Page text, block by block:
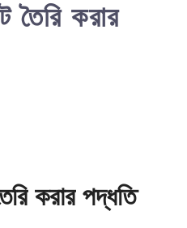
তৈরি করার
করার পদ্ধতি